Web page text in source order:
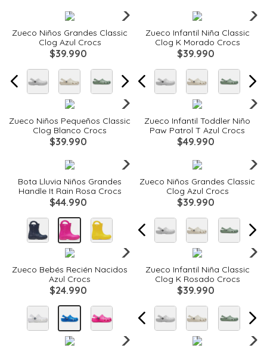
Quickview
Zueco Niños Grandes Classic
Clog Azul Crocs
$39.990
Quickview
Zueco Infantil Niña Classic
Clog K Morado Crocs
$39.990
Quickview
Zueco Niños Pequeños Classic
Clog Blanco Crocs
$39.990
Quickview
Zueco Infantil Toddler Niño
Paw Patrol T Azul Crocs
$49.990
Quickview
Bota Lluvia Niños Grandes
Handle It Rain Rosa Crocs
$44.990
Quickview
Zueco Niños Grandes Classic
Clog Azul Crocs
$39.990
Quickview
Zueco Bebés Recién Nacidos
Azul Crocs
$24.990
Quickview
Zueco Infantil Niña Classic
Clog K Rosado Crocs
$39.990
Quickview Quickview